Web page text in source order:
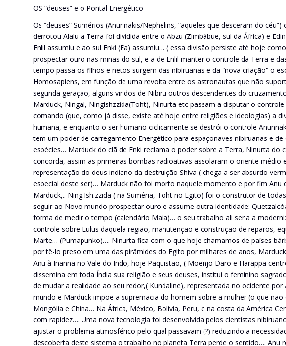
OS “deuses” e o Pontal Energético
Os “deuses” Sumérios (Anunnakis/Nephelins, “aqueles que desceram do
derrotou Alalu a Terra foi dividida entre o Abzu (Zimbábue, sul da África) e
Enlil assumiu e ao sul Enki (Ea) assumiu… ( essa divisão persiste até hoje
prospectar ouro nas minas do sul, e a de Enlil manter o controle da Terra e
tempo passa os filhos e netos surgem das nibiruanas e da “nova criação” o
Homosapiens, em função de uma revolta entre os astronautas que não
segunda geração, alguns vindos de Nibiru outros descendentes do
Marduck, Ningal, Ningishzzida(Toht), Ninurta etc passam a disputar o
comando (que, como já disse, existe até hoje entre religiões e ideologias) a
humana, e enquanto o ser humano ciclicamente se destrói o controle
tem um poder de carregamento Energético para espaçonaves nibiruanas e
espécies… Marduck do clã de Enki reclama o poder sobre a Terra, Ninurta do
concorda, assim as primeiras bombas radioativas assolaram o oriente
representação do deus indiano da destruição Shiva ( chega a ser absurdo
especial deste ser)… Marduck não foi morto naquele momento e por fim Anu
Marduck,.. Ning.Ish.zzida ( na Suméria, Toht no Egito) foi o construtor de
seguir ao Novo mundo prospectar ouro e assume outra identidade:
forma de medir o tempo (calendário Maia)… o seu trabalho ali seria a
controle sobre Lulus daquela região, manutenção e construção de reparos,
Marte… (Pumapunko)…. Ninurta fica com o que hoje chamamos de países
por tê-lo preso em uma das pirâmides do Egito por milhares de anos,
Anu à Inanna no Vale do Indo, hoje Paquistão, ( Moenjo Daro e Harappa
dissemina em toda Índia sua religião e seus deuses, institui o feminino
de mudar a realidade ao seu redor,( Kundaline), representada no ocidente
mundo e Marduck impõe a supremacia do homem sobre a mulher (o que
Mongólia e China… Na África, México, Bolívia, Peru, e na costa da América
com rapidez…. Uma nova tecnologia foi desenvolvida pelos cientistas
ajustar o problema atmosférico pelo qual passavam (?) reduzindo a
descoberta deste sistema o trabalho no planeta Terra perde o sentido…. Anu